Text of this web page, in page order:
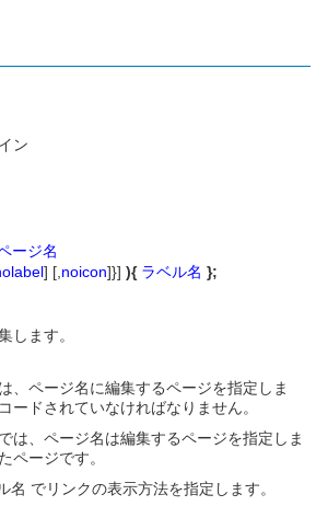
ン
ージ名
] [, noicon]}] ){ ラベル名 };
します。
、ページ名に編集するページを指定しま
ードされていなければなりません。
は、ページ名は編集するページを指定しま
ページです。
名 でリンクの表示方法を指定します。